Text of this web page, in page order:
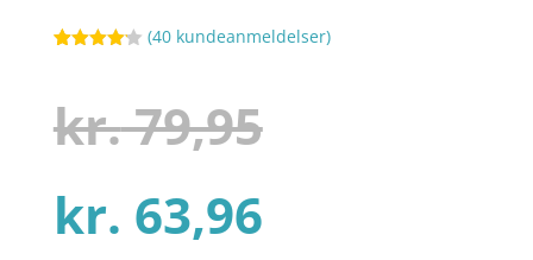
baseret
på
kundebedø
(40 kundeanmeldelser)
kr.79,95
kr. 63,96Den